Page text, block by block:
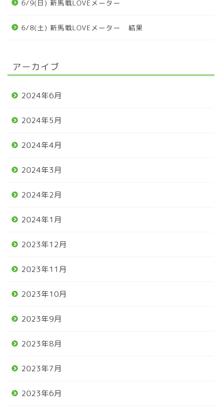
6/9(日) 新馬戦LOVEメーター
6/8(土) 新馬戦LOVEメーター 結果
アーカイブ
2024年6月
2024年5月
2024年4月
2024年3月
2024年2月
2024年1月
2023年12月
2023年11月
2023年10月
2023年9月
2023年8月
2023年7月
2023年6月